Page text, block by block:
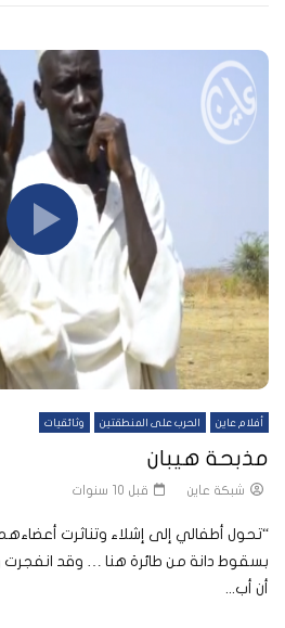
أفلام عاين الحرب على المنطقتين وثائقيات
مذبحة هيبان
شبكة عاين قبل 10 سنوات
“تحول أطفالي إلى إشلاء وتناثرت
بسقوط دانة من طائرة هنا … وقد
أن أب...